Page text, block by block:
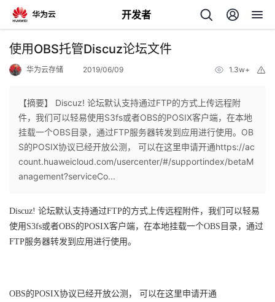
开发者
返
个
人
主
页
我
的
开
者
我
的
发
Programs
的
使用OBS托管Discuz论坛文件
华为云存储 2019/06/09 1.3w+
【摘要】 Discuz! 论坛默认支持通过FTP的方式上传远程附
件，我们可以轻易使用S3fs或者OBS的POSIX客户端，在本地
挂载一个OBS目录，通过FTP服务器转发到应用进行使用。OB
S的POSIX协议已经开放公测， 可以在这里申请开通https://ac
count.huaweicloud.com/usercenter/#/supportindex/betaM
anagement?serviceCo...
Discuz! 论坛默认支持通过FTP的方式上传远程附件，我们可以轻易
使用S3fs或者OBS的POSIX客户端，在本地挂载一个OBS目录，通过
FTP服务器转发到应用进行使用。
OBS的POSIX协议已经开放公测， 可以在这里申请开通